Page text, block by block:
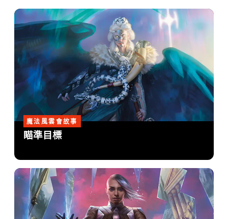
魔法風雲會故事
瞄準目標